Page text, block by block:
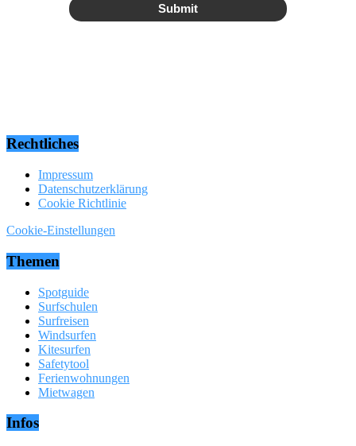
Submit
Rechtliches
Impressum
Datenschutzerklärung
Cookie Richtlinie
Cookie-Einstellungen
Themen
Spotguide
Surfschulen
Surfreisen
Windsurfen
Kitesurfen
Safetytool
Ferienwohnungen
Mietwagen
Infos